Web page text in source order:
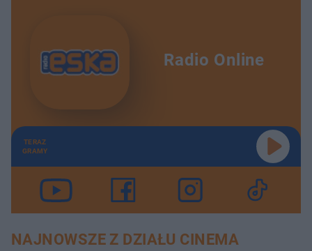
Radio Online
TERAZ
GRAMY
NAJNOWSZE Z DZIAŁU CINEMA